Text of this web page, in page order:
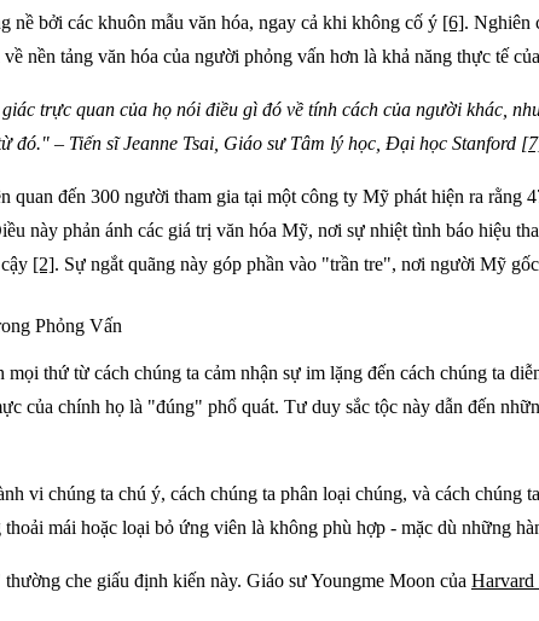
nề bởi các khuôn mẫu văn hóa, ngay cả khi không cố ý [6]. Nghiên
nền tảng văn hóa của người phỏng vấn hơn là khả năng thực tế
trực quan của họ nói điều gì đó về tính cách của người khác,
đó." – Tiến sĩ Jeanne Tsai, Giáo sư Tâm lý học, Đại học Stanford
quan đến 300 người tham gia tại một công ty Mỹ phát hiện ra rằng
này phản ánh các giá trị văn hóa Mỹ, nơi sự nhiệt tình báo hiệu
[2]. Sự ngắt quãng này góp phần vào "trần tre", nơi người Mỹ
Phỏng Vấn
thứ từ cách chúng ta cảm nhận sự im lặng đến cách chúng ta
của chính họ là "đúng" phổ quát. Tư duy sắc tộc này dẫn đến
vi chúng ta chú ý, cách chúng ta phân loại chúng, và cách chúng
mái hoặc loại bỏ ứng viên là không phù hợp - mặc dù những
thường che giấu định kiến này. Giáo sư Youngme Moon của Harvard